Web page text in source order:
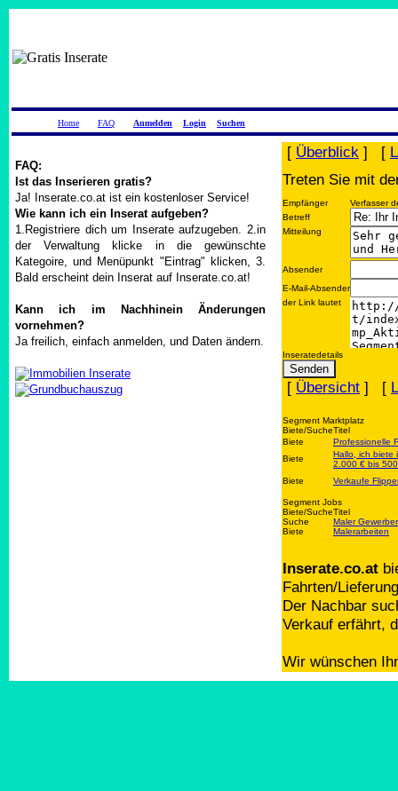
Home FAQ Anmelden Login Suchen
FAQ:
Ist das Inserieren gratis?
Ja! Inserate.co.at ist ein kostenloser Service!
Wie kann ich ein Inserat aufgeben?
1.Registriere dich um Inserate aufzugeben. 2.in
der Verwaltung klicke in die gewünschte
Kategoire, und Menüpunkt "Eintrag" klicken, 3.
Bald erscheint dein Inserat auf Inserate.co.at!
Kann ich im Nachhinein Änderungen
vornehmen?
Ja freilich, einfach anmelden, und Daten ändern.
[ Überblick ] [
Treten Sie mit
Empfänger
Verfasser
Betreff
Mitteilung
Absender
E-Mail-Absender
der Link lautet
Inseratedetails
[ Übersicht ] [
Segment Marktplatz
Biete/SucheTitel
Biete
Professionelle
Biete
Hallo, ich biete
2.000 € bis
Biete
Verkaufe
Segment Jobs
Biete/SucheTitel
Suche
Maler
Biete
Malerarbeiten
Inserate.co.at
Fahrten/
Der Nachbar
Verkauf erfährt,
Wir wünschen